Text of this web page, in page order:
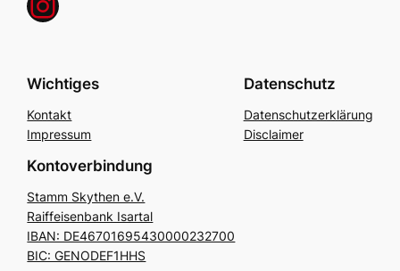
Wichtiges
Kontakt
Impressum
Datenschutz
Datenschutzerklärung
Disclaimer
Kontoverbindung
Stamm Skythen e.V.
Raiffeisenbank Isartal
IBAN: DE46701695430000232700
BIC: GENODEF1HHS